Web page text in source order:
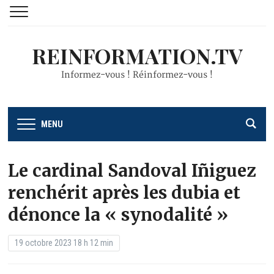
REINFORMATION.TV
Informez-vous ! Réinformez-vous !
MENU
Le cardinal Sandoval Iñiguez
renchérit après les dubia et
dénonce la « synodalité »
19 octobre 2023 18 h 12 min